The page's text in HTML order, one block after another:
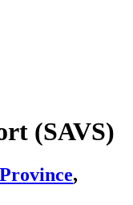
(SAVS)
,